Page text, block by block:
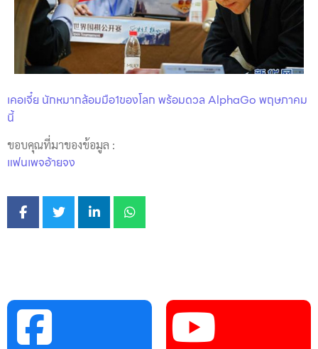
เคอเจี๋ย นักหมากล้อมมือ1ของโลก พร้อมดวล AlphaGo พฤษภาคม
นี้
ขอบคุณที่มาของข้อมูล :
แฟนเพจอ้ายจง